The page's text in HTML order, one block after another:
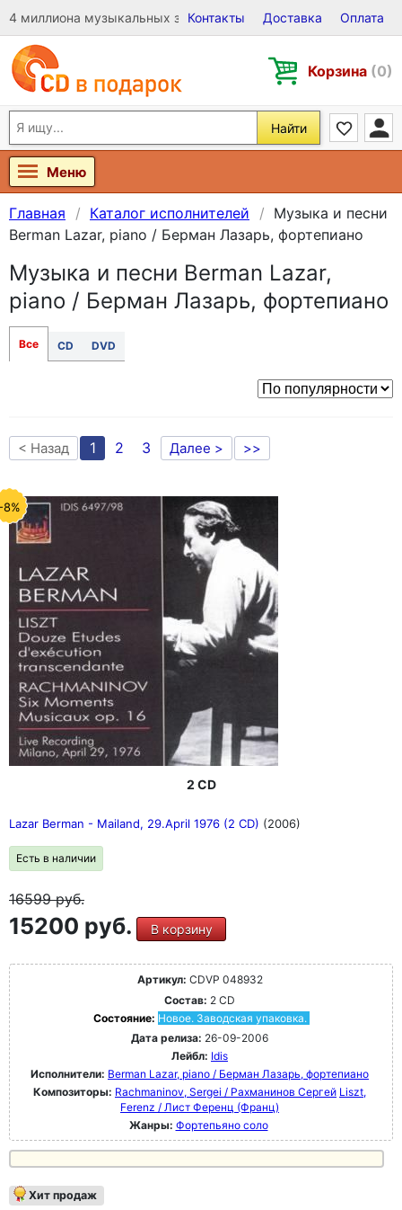
4 миллиона музыкальных записей на Виниле, CD и DVD
Контакты Доставка Оплата
Корзина (0)
Найти
Меню
Главная Каталог исполнителей
Музыка и песни
Berman Lazar, piano / Берман Лазарь, фортепиано
Музыка и песни Berman Lazar,
piano / Берман Лазарь, фортепиано
Все CD DVD
< Назад 1 2 3 Далее > >>
8%
2 CD
Lazar Berman - Mailand, 29.April 1976 (2 CD) (2006)
Есть в наличии
16599руб.
15200 руб. В корзину
Артикул: CDVP 048932
Состав: 2 CD
Состояние: Новое. Заводская упаковка.
Дата релиза: 26-09-2006
Лейбл: Idis
Исполнители: Berman Lazar, piano / Берман Лазарь, фортепиано
Композиторы: Rachmaninov, Sergei / Рахманинов Сергей Liszt,
Ferenz / Лист Ференц (Франц)
Жанры: Фортепьяно соло
Хит продаж